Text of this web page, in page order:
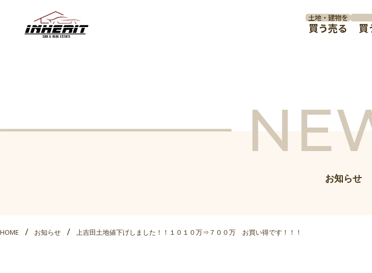
土地・建物を
買う売る 買
お知らせ
HOME お知らせ 上吉田土地値下げしました！！１０１０万⇒７００万 お買い得です！！！